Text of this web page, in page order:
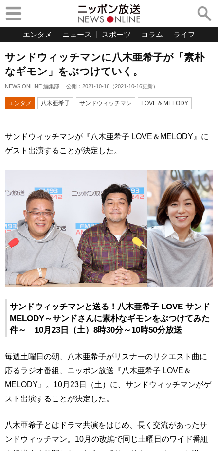
エンタメ ニュース スポーツ コラム ライフ
サンドウィッチマンに八木亜希子が「素朴
なギモン」をぶつけていく。
NEWS ONLINE 編集部 公開： 2021-10-16 （2021-10-16更新）
エンタメ 八木亜希子 サンドウィッチマン LOVE & MELODY
サンドウィッチマンが『八木亜希子 LOVE＆MELODY』に
ゲスト出演することが決定した。
サンドウィッチマンと送る！八木亜希子 LOVE サンド
MELODY～サンドさんに素朴なギモンをぶつけてみた
件～ 10月23日（土）8時30分～10時50分放送
毎週土曜日の朝、八木亜希子がリスナーのリクエスト曲に
応るラジオ番組、ニッポン放送『八木亜希子 LOVE＆
MELODY』。10月23日（土）に、サンドウィッチマンがゲ
スト出演することが決定した。
八木亜希子とはドラマ共演をはじめ、長く交流があったサ
ンドウィッチマン。10月の改編で同じ土曜日のワイド番組